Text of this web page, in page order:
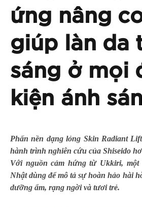
ứng nâng
giúp làn da
sáng ở mọi
kiện ánh
Phấn nền dạng lỏng Skin Radiant
hành trình nghiên cứu của Shiseido
Với nguồn cảm hứng từ Ukkiri, một
Nhật dùng để mô tả sự hoàn hảo hài
dưỡng ẩm, rạng ngời và tươi trẻ.